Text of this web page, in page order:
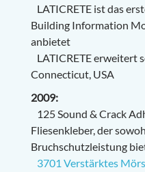
LATICRETE ist das
Building Information
anbietet
LATICRETE erweitert
Connecticut, USA
2009:
125 Sound & Crack
Fliesenkleber, der
Bruchschutzleistung
3701 Verstärktes